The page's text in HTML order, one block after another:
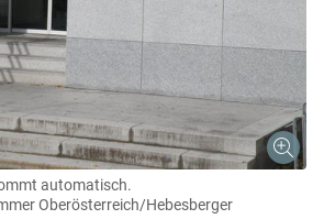
automatisch.
Oberösterreich/Hebesberger